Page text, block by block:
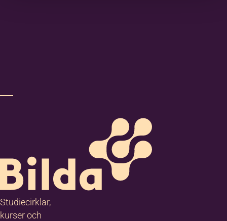
Studiecirklar,
kurser och